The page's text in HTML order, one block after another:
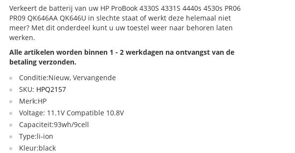
Verkeert de batterij van uw HP ProBook 4330S 4331S 4440s 4530s PR06
PR09 QK646AA QK646U in slechte staat of werkt deze helemaal niet
meer? Met dit onderdeel kunt u uw toestel weer naar behoren laten
werken.
Alle artikelen worden binnen 1 - 2 werkdagen na ontvangst van de
betaling verzonden.
Conditie:Nieuw, Vervangende
SKU: HPQ2157
Merk:HP
Voltage: 11.1V Compatible 10.8V
Capaciteit:93wh/9cell
Type:li-ion
Kleur:black